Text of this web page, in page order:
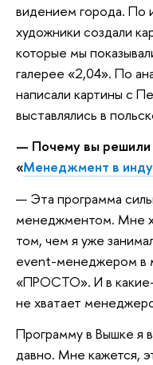
видением города. По
художники создали
которые мы
галерее «2,04». По
написали картины с
выставлялись в
— Почему вы решили
«Менеджмент в
— Эта программа
менеджментом. Мне
том, чем я уже
event-менеджером в
«ПРОСТО». И в
не хватает
Программу в Вышке я
давно. Мне кажется,